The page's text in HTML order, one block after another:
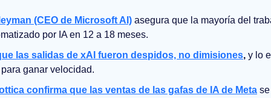
(CEO de Microsoft AI) asegura que la mayoría del
por IA en 12 a 18 meses.
las salidas de xAI fueron despidos, no dimisiones, y lo
ganar velocidad.
confirma que las ventas de las gafas de IA de Meta